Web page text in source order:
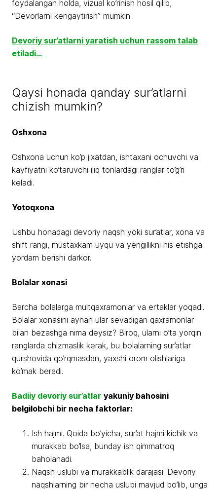
foydalangan holda, vizual ko’rinish hosil qilib,
“Devorlarni kengaytirish” mumkin.
Devoriy sur’atlarni yaratish uchun rassom talab
etiladi…
Qaysi honada qanday sur’atlarni
chizish mumkin?
Oshxona
Oshxona uchun ko’p jixatdan, ishtaxani ochuvchi va
kayfiyatni ko’taruvchi iliq tonlardagi ranglar to’g’ri
keladi.
Yotoqxona
Ushbu honadagi devoriy naqsh yoki sur’atlar, xona va
shift rangi, mustaxkam uyqu va yengillikni his etishga
yordam berishi darkor.
Bolalar xonasi
Barcha bolalarga multqaxramonlar va ertaklar yoqadi.
Bolalar xonasini aynan ular sevadigan qaxramonlar
bilan bezashga nima deysiz? Biroq, ularni o’ta yorqin
ranglarda chizmaslik kerak, bu bolalarning sur’atlar
qurshovida qo’rqmasdan, yaxshi orom olishlariga
ko’mak beradi.
Badiiy devoriy sur’atlar yakuniy bahosini
belgilobchi bir necha faktorlar:
Ish hajmi. Qoida bo’yicha, sur’at hajmi kichik va
murakkab bo’lsa, bunday ish qimmatroq
baholanadi.
Naqsh uslubi va murakkablik darajasi. Devoriy
naqshlarning bir necha uslubi mavjud bo’lib, unga